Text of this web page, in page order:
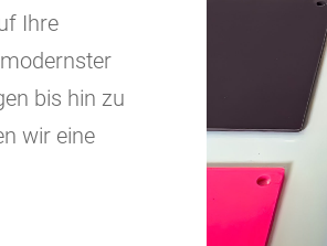
Ihre
bis hin zu
wir eine